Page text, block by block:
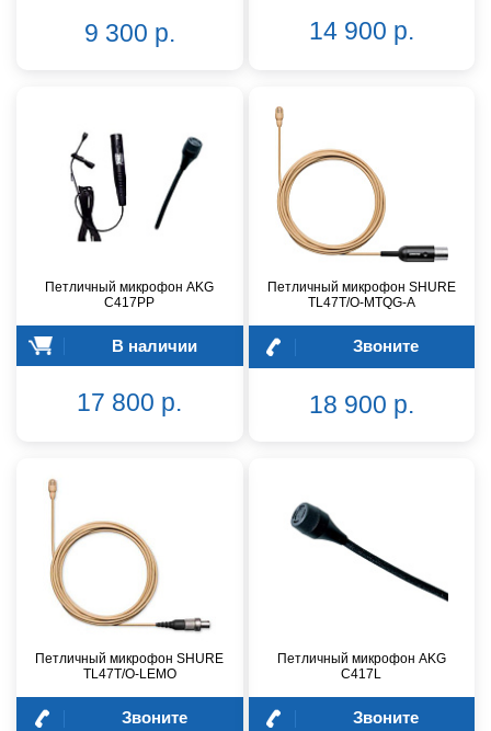
9 300 р. 14 900 р.
Петличный микрофон AKG
C417PP
В наличии
17 800 р.
Петличный микрофон SHURE
TL47T/O-MTQG-A
Звоните
18 900 р.
Петличный микрофон SHURE
TL47T/O-LEMO
Звоните
Петличный микрофон AKG
C417L
Звоните